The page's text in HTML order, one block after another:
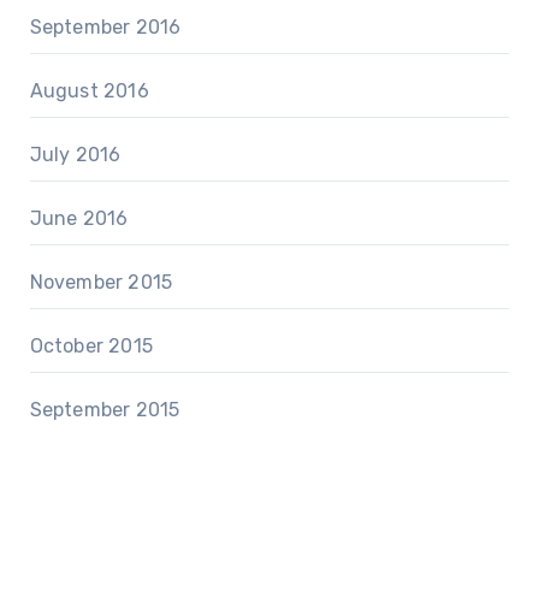
September 2016
August 2016
July 2016
June 2016
November 2015
October 2015
September 2015